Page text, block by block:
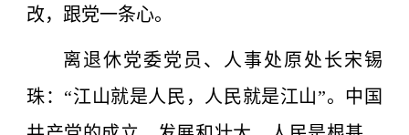
改，跟党一条心。
离退休党委党员、人事处原处长宋锡
珠：“江山就是人民，人民就是江山”。中国